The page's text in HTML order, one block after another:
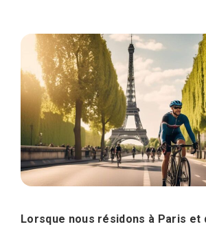
Lorsque nous résidons à Paris et